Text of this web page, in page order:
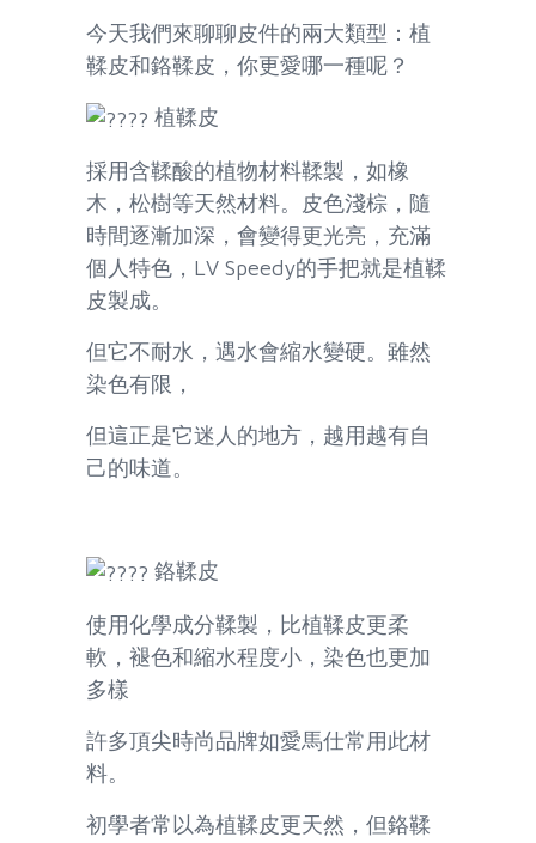
今天我們來聊聊皮件的兩大類型：植
鞣皮和鉻鞣皮，你更愛哪一種呢？
植鞣皮
採用含鞣酸的植物材料鞣製，如橡
木，松樹等天然材料。皮色淺棕，隨
時間逐漸加深，會變得更光亮，充滿
個人特色，LV Speedy的手把就是植鞣
皮製成。
但它不耐水，遇水會縮水變硬。雖然
染色有限，
但這正是它迷人的地方，越用越有自
己的味道。
鉻鞣皮
使用化學成分鞣製，比植鞣皮更柔
軟，褪色和縮水程度小，染色也更加
多樣
許多頂尖時尚品牌如愛馬仕常用此材
料。
初學者常以為植鞣皮更天然，但鉻鞣